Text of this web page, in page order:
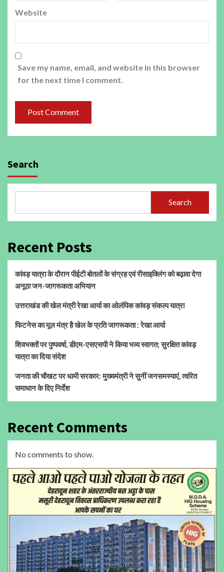
Website
Save my name, email, and website in this browser
for the next time I comment.
Search
Search
Recent Posts
कांवड़ यात्रा के दौरान पीईटी बोतलों के संग्रह एवं रीसाइक्लिंग को बढ़ावा देगा
अनूठा जन-जागरूकता अभियान
उत्तराखंड की खेल मंत्री रेखा आर्या का ओलंपिक कांवड़ संकल्प यात्रा
फिटनेस का मूल मंत्र है खेल के प्रति जागरूकता : रेखा आर्या
शिवभक्तों पर पुष्पवर्षा, डीएम-एसएसपी ने किया भव्य स्वागत; सुरक्षित कांवड़
यात्रा का दिया संदेश
जनता की चौखट पर धामी सरकार: मुख्यमंत्री ने सुनीं जनसमस्याएं, त्वरित
समाधान के दिए निर्देश
Recent Comments
No comments to show.